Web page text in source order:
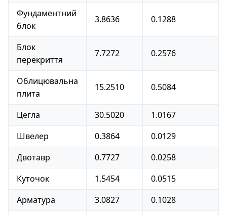
Фундаментний
блок
3.8636 0.1288
Блок
перекриття
7.7272 0.2576
Облицювальна
плита
15.2510 0.5084
Цегла 30.5020
1.0167
Швелер
0.3864
0.0129
Двотавр
0.7727
0.0258
Куточок
1.5454
0.0515
Арматура
3.0827
0.1028